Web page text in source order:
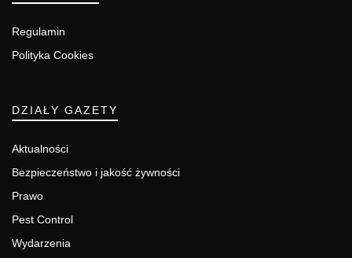
Regulamin
Polityka Cookies
DZIAŁY GAZETY
Aktualności
Bezpieczeństwo i jakość żywności
Prawo
Pest Control
Wydarzenia